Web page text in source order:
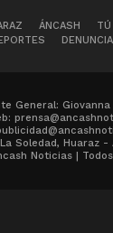
ÁNCASH
General:
Soledad, Huaraz -
Noticias |